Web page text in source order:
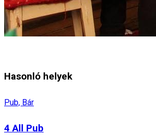
Hasonló helyek
Pub, Bár
4 All Pub